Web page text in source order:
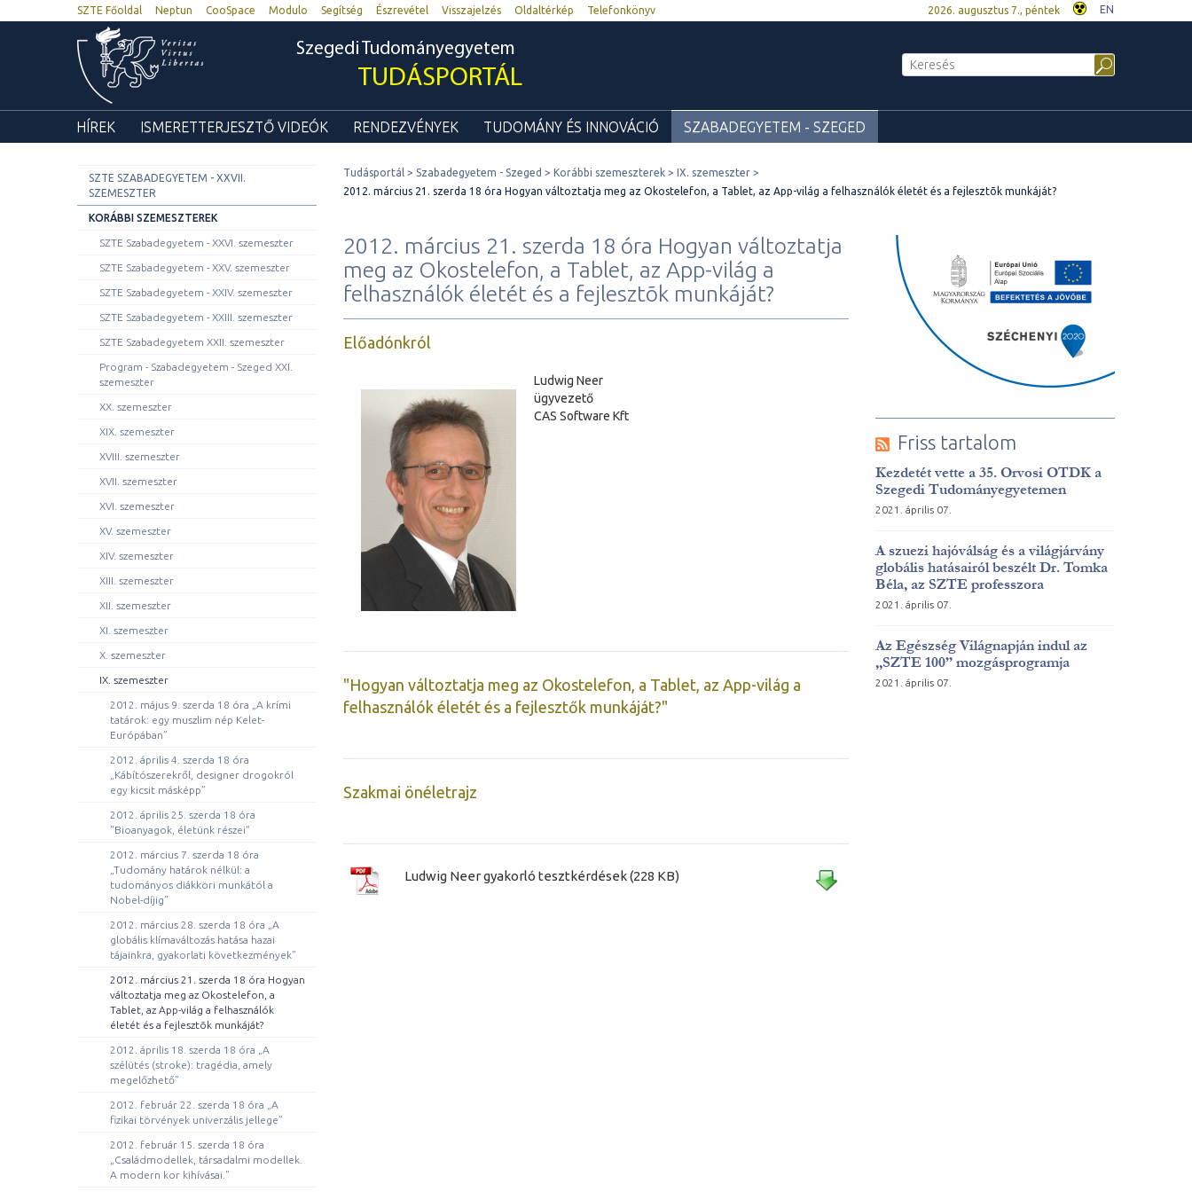
SZTE Főoldal Neptun CooSpace Modulo Segítség Észrevétel Visszajelzés Oldaltérkép Telefonkönyv 2026. augusztus 7., péntek EN
Szegedi Tudományegyetem
TUDÁSPORTÁL
HÍREK ISMERETTERJESZTŐ VIDEÓK RENDEZVÉNYEK TUDOMÁNY ÉS INNOVÁCIÓ SZABADEGYETEM - SZEGED
SZTE SZABADEGYETEM - XXVII.
SZEMESZTER
KORÁBBI SZEMESZTEREK
SZTE Szabadegyetem - XXVI. szemeszter
SZTE Szabadegyetem - XXV. szemeszter
SZTE Szabadegyetem - XXIV. szemeszter
SZTE Szabadegyetem - XXIII. szemeszter
SZTE Szabadegyetem XXII. szemeszter
Program - Szabadegyetem - Szeged XXI.
szemeszter
XX. szemeszter
XIX. szemeszter
XVIII. szemeszter
XVII. szemeszter
XVI. szemeszter
XV. szemeszter
XIV. szemeszter
XIII. szemeszter
XII. szemeszter
XI. szemeszter
X. szemeszter
IX. szemeszter
2012. május 9. szerda 18 óra „A krími
tatárok: egy muszlim nép Kelet-
Európában”
2012. április 4. szerda 18 óra
„Kábítószerekről, designer drogokról
egy kicsit másképp”
2012. április 25. szerda 18 óra
"Bioanyagok, életünk részei"
2012. március 7. szerda 18 óra
„Tudomány határok nélkül: a
tudományos diákköri munkától a
Nobel-díjig”
2012. március 28. szerda 18 óra „A
globális klímaváltozás hatása hazai
tájainkra, gyakorlati következmények”
2012. március 21. szerda 18 óra Hogyan
változtatja meg az Okostelefon, a
Tablet, az App-világ a felhasználók
életét és a fejlesztõk munkáját?
2012. április 18. szerda 18 óra „A
szélütés (stroke): tragédia, amely
megelőzhető”
2012. február 22. szerda 18 óra „A
fizikai törvények univerzális jellege”
2012. február 15. szerda 18 óra
„Családmodellek, társadalmi modellek.
A modern kor kihívásai.”
Tudásportál Szabadegyetem - Szeged Korábbi szemeszterek
IX. szemeszter
2012. március 21. szerda 18 óra Hogyan változtatja meg az Okostelefon, a Tablet, az App-világ a felhasználók életét és a fejlesztõk munkáját?
2012. március 21. szerda 18 óra Hogyan változtatja
meg az Okostelefon, a Tablet, az App-világ a
felhasználók életét és a fejlesztõk munkáját?
Előadónkról
Ludwig Neer
ügyvezető
CAS Software Kft
"Hogyan változtatja meg az Okostelefon, a Tablet, az App-világ a
felhasználók életét és a fejlesztők munkáját?"
Szakmai önéletrajz
Ludwig Neer gyakorló tesztkérdések (228 KB)
Friss tartalom
Kezdetét vette a 35. Orvosi OTDK a
Szegedi Tudományegyetemen
2021. április 07.
A szuezi hajóválság és a világjárvány
globális hatásairól beszélt Dr. Tomka
Béla, az SZTE professzora
2021. április 07.
Az Egészség Világnapján indul az
„SZTE 100” mozgásprogramja
2021. április 07.